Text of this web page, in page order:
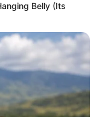
Belly (Its